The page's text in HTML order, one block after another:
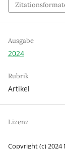
Ausgabe
2024
Rubrik
Artikel
Lizenz
Copyright (c) 2024